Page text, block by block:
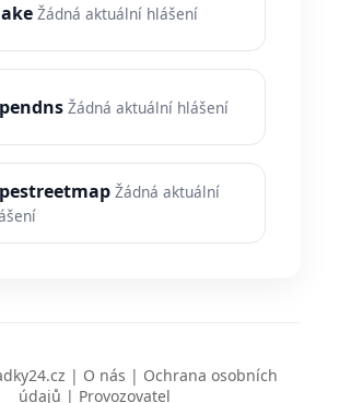
Žádná aktuální hlášení
Žádná aktuální hlášení
Žádná aktuální
| O nás | Ochrana osobních
údajů | Provozovatel